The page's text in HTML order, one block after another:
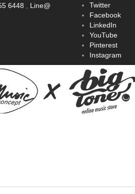
6448 Line@
Twitter
Facebook
LinkedIn
YouTube
Pinterest
Instagram